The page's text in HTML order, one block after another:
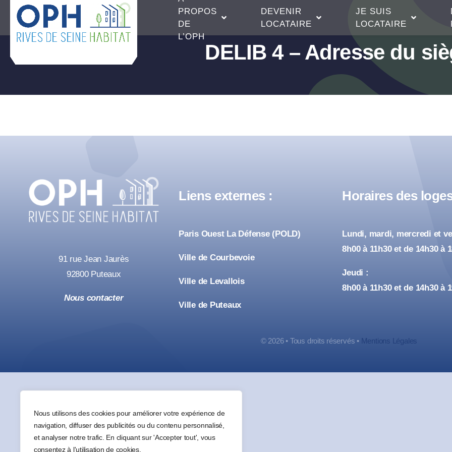
Nous utilisons des cookies pour améliorer votre expérience de
navigation, diffuser des publicités ou du contenu personnalisé,
et analyser notre trafic. En cliquant sur 'Accepter tout', vous
consentez à l'utilisation de cookies.
PROPOS
DE
L’OPH
DEVENIR
LOCATAIRE
JE SUIS
LOCATAIRE
Passer
contenu
DELIB 4 – Adresse du
91 rue Jean Jaurès
92800 Puteaux
Nous contacter
Liens externes :
Paris Ouest La Défense (POLD)
Ville de Courbevoie
Ville de Levallois
Ville de Puteaux
Horaires des
Lundi, mardi, mercredi et
8h00 à 11h30 et de 14h30 à
Jeudi :
8h00 à 11h30 et de 14h30 à
© 2026 • Tous droits réservés • Mentions Légales